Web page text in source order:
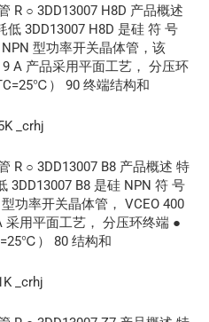
R ○ 3DD13007 H8D 产品概述
3DD13007 H8D 是硅 符 号
型功率开关晶体管，该
A 产品采用平面工艺， 分压环
） 90 终端结构和
_crhj
R ○ 3DD13007 B8 产品概述 特
3DD13007 B8 是硅 NPN 符 号
功率开关晶体管， VCEO 400
采用平面工艺， 分压环终端 ●
） 80 结构和
_crhj